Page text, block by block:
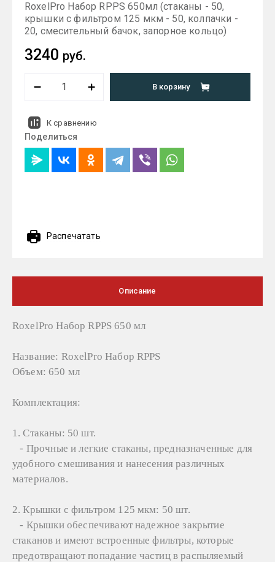
RoxelPro Набор RPPS 650мл (стаканы - 50,
крышки с фильтром 125 мкм - 50, колпачки -
20, смесительный бачок, запорное кольцо)
3240 руб.
В корзину
К сравнению
Поделиться
Распечатать
Описание
RoxelPro Набор RPPS 650 мл
Название: RoxelPro Набор RPPS
Объем: 650 мл
Комплектация:
1. Стаканы: 50 шт.
- Прочные и легкие стаканы, предназначенные для
удобного смешивания и нанесения различных
материалов.
2. Крышки с фильтром 125 мкм: 50 шт.
- Крышки обеспечивают надежное закрытие
стаканов и имеют встроенные фильтры, которые
предотвращают попадание частиц в распыляемый